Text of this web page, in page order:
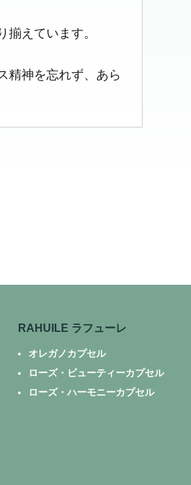
揃えています。
精神を忘れず、あら
RAHUILE ラフューレ
オレガノカプセル
ローズ・ビューティーカプセル
ローズ・ハーモニーカプセル